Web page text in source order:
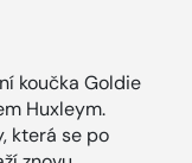
koučka Goldie
Huxleym.
která se po